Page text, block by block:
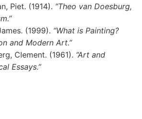
Piet. (1914). “Theo van Doesburg,
(1999). “What is Painting?
and Modern Art.”
Clement. (1961). “Art and
Essays.”